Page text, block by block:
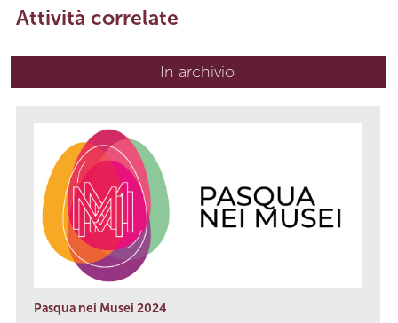
Attività correlate
In archivio
Pasqua nei Musei 2024